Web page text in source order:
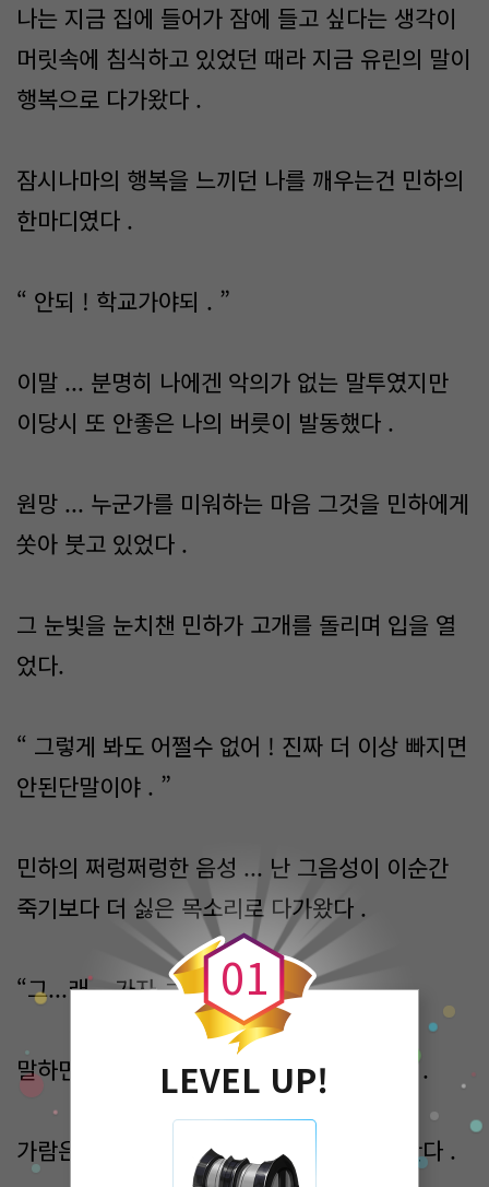
나는 지금 집에 들어가 잠에 들고 싶다는 생각이
머릿속에 침식하고 있었던 때라 지금 유린의 말이
행복으로 다가왔다 .
잠시나마의 행복을 느끼던 나를 깨우는건 민하의
한마디였다 .
“ 안되 ! 학교가야되 . ”
이말 ... 분명히 나에겐 악의가 없는 말투였지만
이당시 또 안좋은 나의 버릇이 발동했다 .
원망 ... 누군가를 미워하는 마음 그것을 민하에게
쏫아 붓고 있었다 .
그 눈빛을 눈치챈 민하가 고개를 돌리며 입을 열
었다.
“ 그렇게 봐도 어쩔수 없어 ! 진짜 더 이상 빠지면
안된단말이야 . ”
민하의 쩌렁쩌렁한 음성 ... 난 그음성이 이순간
죽기보다 더 싫은 목소리로 다가왔다 .
“그...래... 가자 ㄱ.. ㅏ. ”
말하면 말할수록 어눌해져가는 나의 목소리 .
가람은 심각성을 깨닫고 민하를 설득해 나간다 .
0
0
1
LEVEL UP!